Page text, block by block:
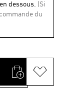
dessous. (Si
du